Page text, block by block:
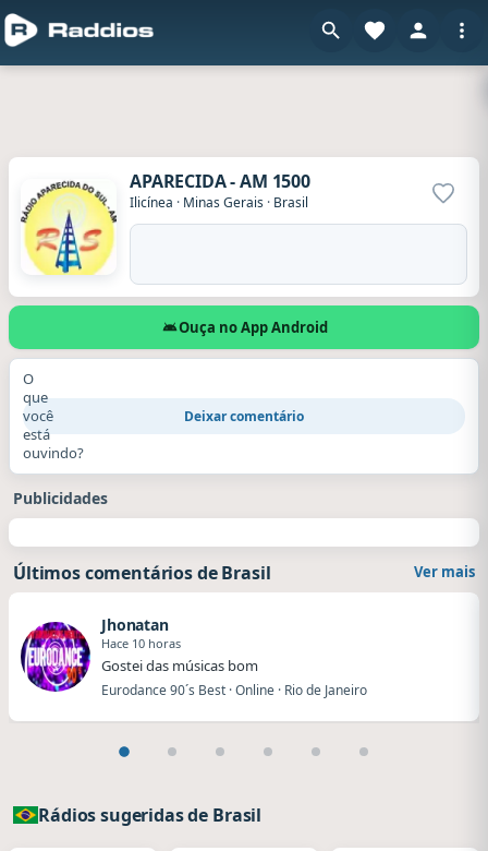
APARECIDA - AM 1500
Ilicínea · Minas Gerais · Brasil
Ouça no App Android
O
que
você
está
ouvindo?
Deixar comentário
Publicidades
Últimos comentários de Brasil Ver mais
Jhonatan
Hace 10 horas
Gostei das músicas bom
Eurodance 90´s Best · Online · Rio de Janeiro
Rádios sugeridas de Brasil